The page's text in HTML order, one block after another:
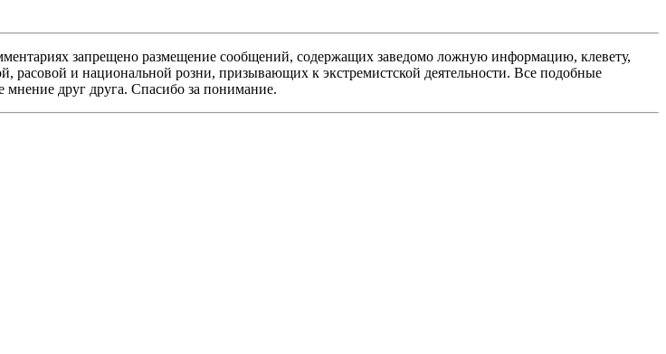
запрещено размещение сообщений, содержащих заведомо ложную информацию, клевету,
расовой и национальной розни, призывающих к экстремистской деятельности. Все подобные
мнение друг друга. Спасибо за понимание.